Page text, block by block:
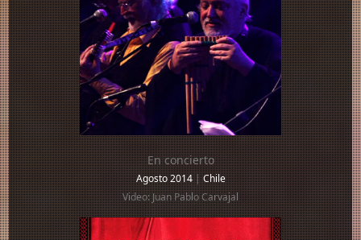
En concierto
Agosto 2014|Chile
Video: Juan Pablo Carvajal